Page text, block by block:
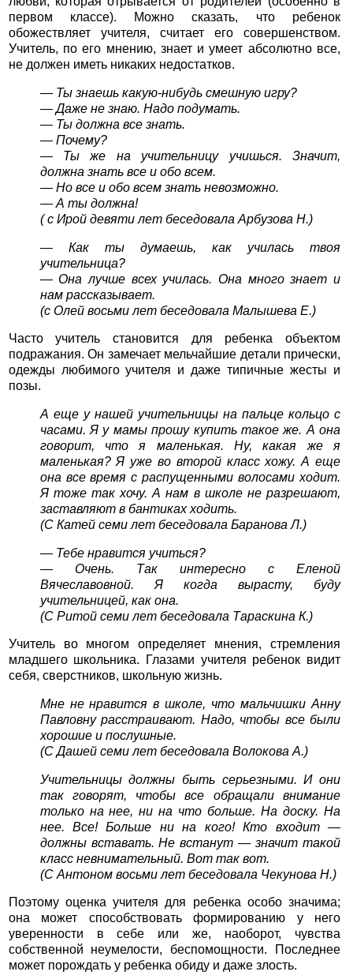
первом классе). Можно сказать, что ребенок
обожествляет учителя, считает его совершенством.
Учитель, по его мнению, знает и умеет абсолютно все,
не должен иметь никаких недостатков.
— Ты знаешь какую-нибудь смешную игру?
— Даже не знаю. Надо подумать.
— Ты должна все знать.
— Почему?
— Ты же на учительницу учишься. Значит,
должна знать все и обо всем.
— Но все и обо всем знать невозможно.
— А ты должна!
( с Ирой девяти лет беседовала Арбузова Н.)
— Как ты думаешь, как училась твоя
учительница?
— Она лучше всех училась. Она много знает и
нам рассказывает.
(с Олей восьми лет беседовала Малышева Е.)
Часто учитель становится для ребенка объектом
подражания. Он замечает мельчайшие детали прически,
одежды любимого учителя и даже типичные жесты и
позы.
А еще у нашей учительницы на пальце кольцо с
часами. Я у мамы прошу купить такое же. А она
говорит, что я маленькая. Ну, какая же я
маленькая? Я уже во второй класс хожу. А еще
она все время с распущенными волосами ходит.
Я тоже так хочу. А нам в школе не разрешают,
заставляют в бантиках ходить.
(С Катей семи лет беседовала Баранова Л.)
— Тебе нравится учиться?
— Очень. Так интересно с Еленой
Вячеславовной. Я когда вырасту, буду
учительницей, как она.
(С Ритой семи лет беседовала Тараскина К.)
Учитель во многом определяет мнения, стремления
младшего школьника. Глазами учителя ребенок видит
себя, сверстников, школьную жизнь.
Мне не нравится в школе, что мальчишки Анну
Павловну расстраивают. Надо, чтобы все были
хорошие и послушные.
(С Дашей семи лет беседовала Волокова А.)
Учительницы должны быть серьезными. И они
так говорят, чтобы все обращали внимание
только на нее, ни на что больше. На доску. На
нее. Все! Больше ни на кого! Кто входит —
должны вставать. Не встанут — значит такой
класс невнимательный. Вот так вот.
(С Антоном восьми лет беседовала Чекунова Н.)
Поэтому оценка учителя для ребенка особо значима;
она может способствовать формированию у него
уверенности в себе или же, наоборот, чувства
собственной неумелости, беспомощности. Последнее
может порождать у ребенка обиду и даже злость.